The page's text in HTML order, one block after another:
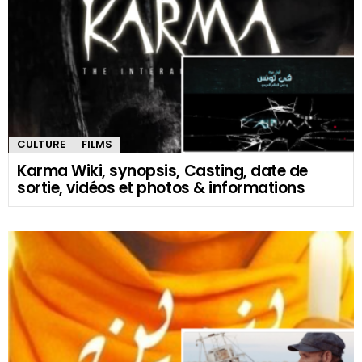
CULTURE FILMS
Karma Wiki, synopsis, Casting, date de
sortie, vidéos et photos & informations